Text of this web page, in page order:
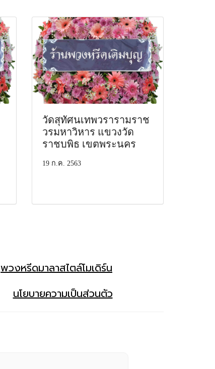
วัดสุทัศนเทพวรารามราช
วรมหาวิหาร แขวงวัด
ราชบพิธ เขตพระนคร
19 ก.ค. 2563
พวงหรีดมาลาสไตล์โมเดิร์น
นโยบายความเป็นส่วนตัว